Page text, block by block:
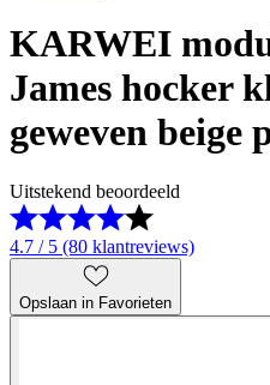
KARWEI
James hocker
geweven beige
Uitstekend beoordeeld
4.7 / 5 (80 klantreviews)
Opslaan in Favorieten